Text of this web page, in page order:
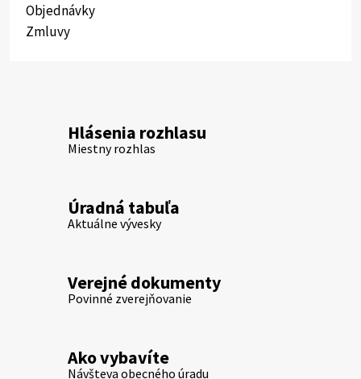
Objednávky
Zmluvy
Hlásenia rozhlasu
Miestny rozhlas
Úradná tabuľa
Aktuálne vývesky
Verejné dokumenty
Povinné zverejňovanie
Ako vybavíte
Návšteva obecného úradu